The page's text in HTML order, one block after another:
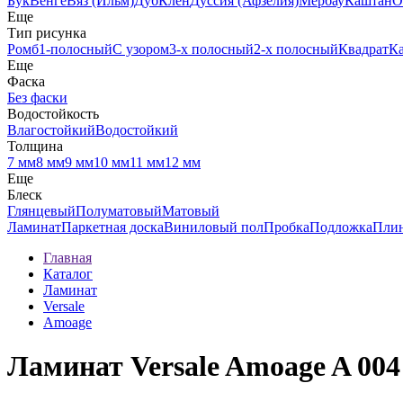
Еще
Тип рисунка
Ромб1-полосныйС узором3-х полосный2-х полосныйКвадрат
Еще
Фаска
Без фаски
Водостойкость
ВлагостойкийВодостойкий
Толщина
7 мм8 мм9 мм10 мм11 мм12 мм
Еще
Блеск
ГлянцевыйПолуматовыйМатовый
ЛаминатПаркетная доскаВиниловый полПробкаПодложка
Главная
Каталог
Ламинат
Versale
Amoage
Ламинат Versale Amoage A